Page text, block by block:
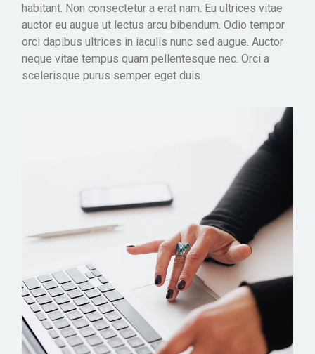
habitant. Non consectetur a erat nam. Eu ultrices vitae
auctor eu augue ut lectus arcu bibendum. Odio tempor
orci dapibus ultrices in iaculis nunc sed augue. Auctor
neque vitae tempus quam pellentesque nec. Orci a
scelerisque purus semper eget duis.